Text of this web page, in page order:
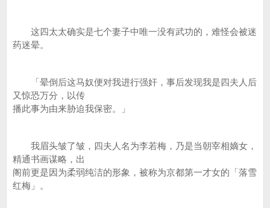
这四太太确实是七个妻子中唯一没有武功的，难怪会被迷
药迷晕。
「晕倒后这马奴便对我进行强奸，事后发现我是四夫人后
又惊恐万分，以传
播此事为由来胁迫我保密。」
我眉头皱了皱，四夫人名为李若梅，乃是当朝宰相嫡女，
精通书画谋略，出
阁前更是因为柔弱纯洁的形象，被称为京都第一才女的「落雪
红梅」。